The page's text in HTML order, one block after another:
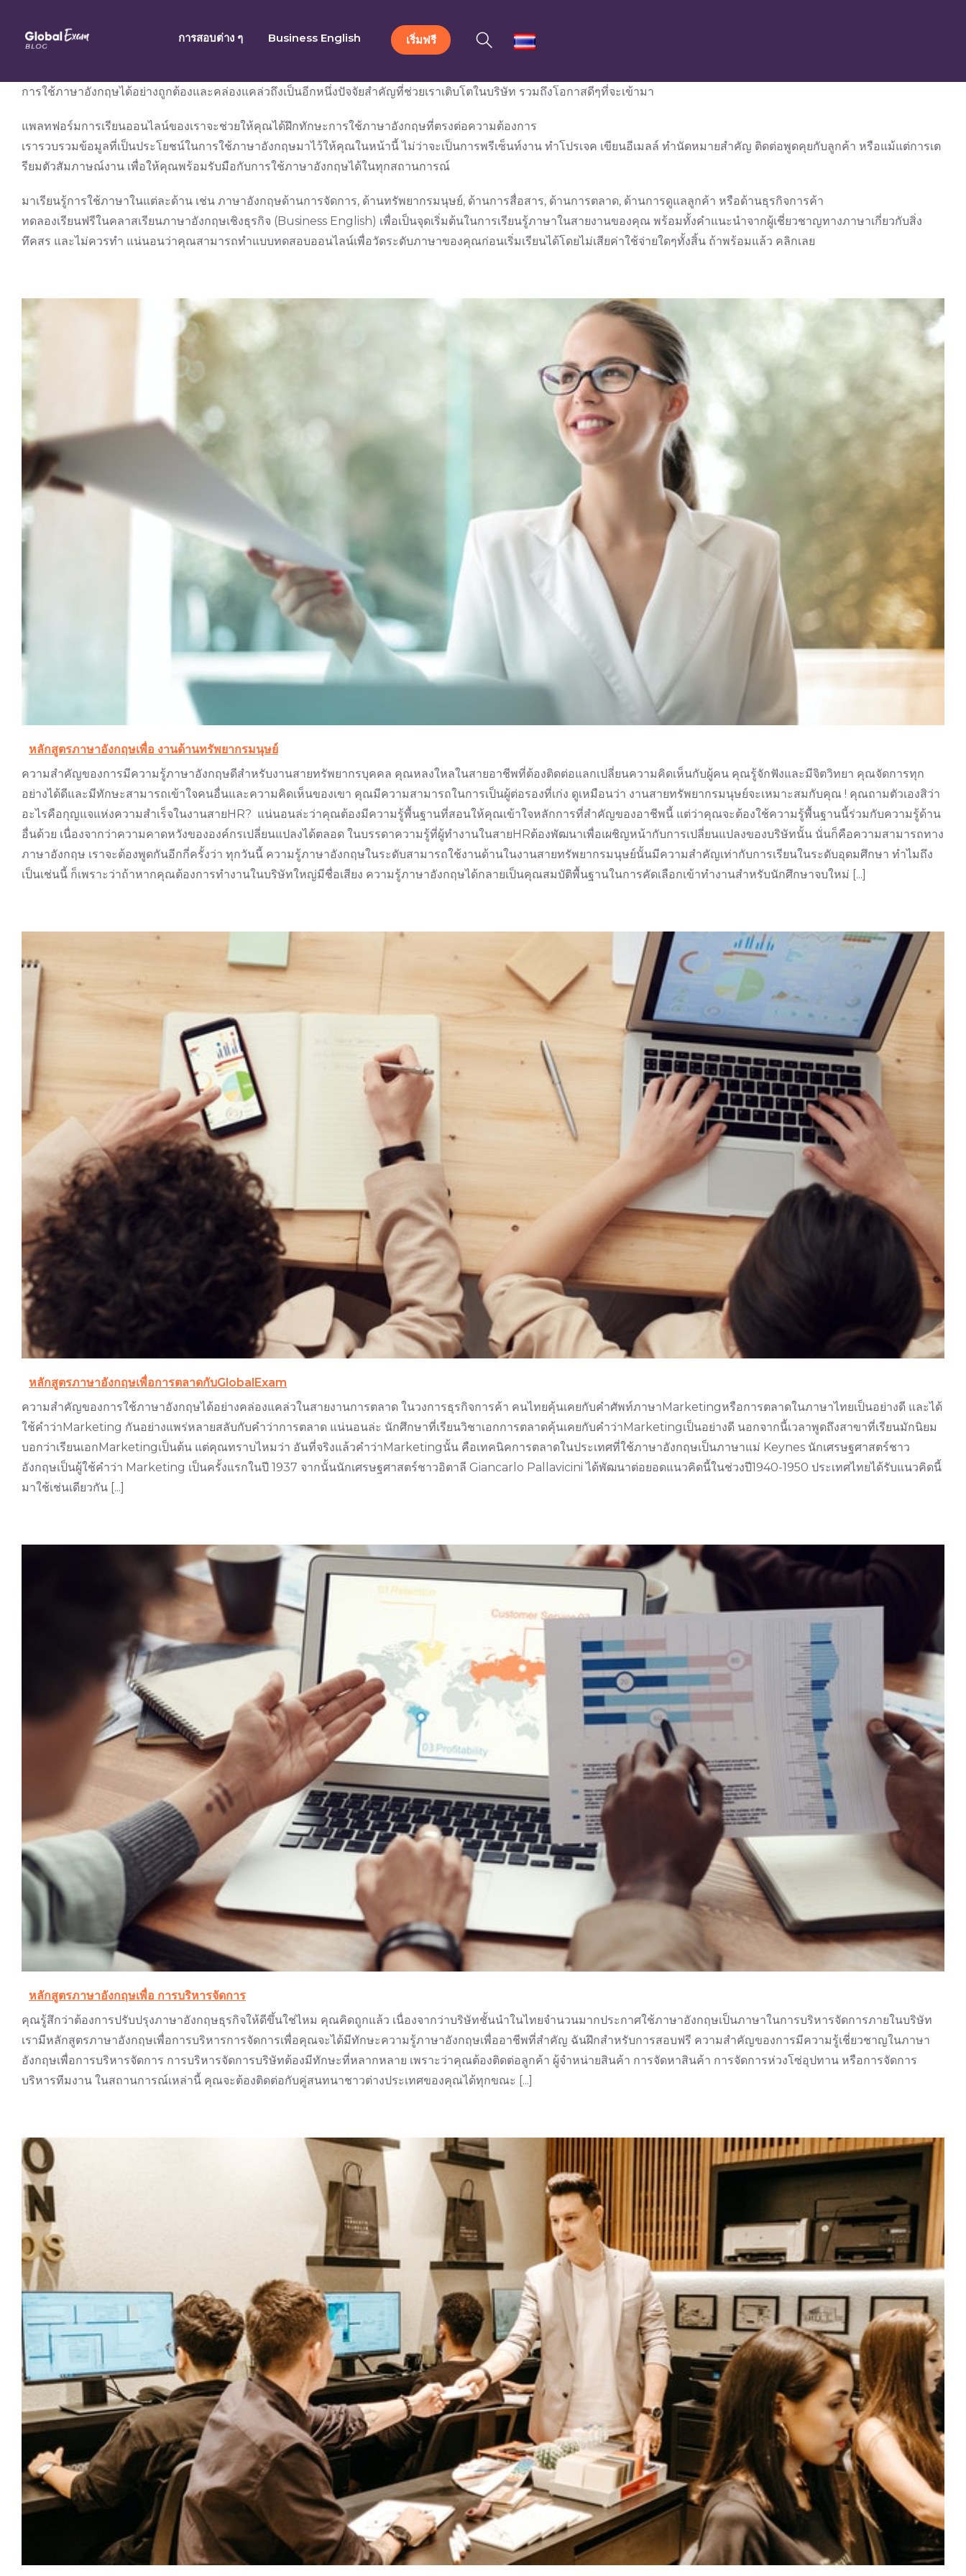
content
การสอบต่าง ๆ Business English เริ่มฟรี
การใช้ภาษาอังกฤษได้อย่างถูกต้องและคล่องแคล่วถึงเป็นอีกหนึ่งปัจจัยสำคัญที่ช่วยเราเติบโตในบริษัท รวมถึงโอกาสดีๆที่จะเข้ามา
แพลทฟอร์มการเรียนออนไลน์ของเราจะช่วยให้คุณได้ฝึกทักษะการใช้ภาษาอังกฤษที่ตรงต่อความต้องการ
เรารวบรวมข้อมูลที่เป็นประโยชน์ในการใช้ภาษาอังกฤษมาไว้ให้คุณในหน้านี้ ไม่ว่าจะเป็นการพรีเซ็นท์งาน ทำโปรเจค เขียนอีเมลล์ ทำนัดหมายสำคัญ ติดต่อพูดคุยกับลูกค้า หรือแม้แต่การเต
รียมตัวสัมภาษณ์งาน เพื่อให้คุณพร้อมรับมือกับการใช้ภาษาอังกฤษได้ในทุกสถานการณ์
มาเรียนรู้การใช้ภาษาในแต่ละด้าน เช่น ภาษาอังกฤษด้านการจัดการ, ด้านทรัพยากรมนุษย์, ด้านการสื่อสาร, ด้านการตลาด, ด้านการดูแลลูกค้า หรือด้านธุรกิจการค้า
ทดลองเรียนฟรีในคลาสเรียนภาษาอังกฤษเชิงธุรกิจ (Business English) เพื่อเป็นจุดเริ่มต้นในการเรียนรู้ภาษาในสายงานของคุณ พร้อมทั้งคำแนะนำจากผู้เชี่ยวชาญทางภาษาเกี่ยวกับสิ่ง
ทึคสร และไม่ควรทำ แน่นอนว่าคุณสามารถทำแบบทดสอบออนไลน์เพื่อวัดระดับภาษาของคุณก่อนเริ่มเรียนได้โดยไม่เสียค่าใช้จ่ายใดๆทั้งสิ้น ถ้าพร้อมแล้ว คลิกเลย
หลักสูตรภาษาอังกฤษเพื่อ งานด้านทรัพยากรมนุษย์
ความสำคัญของการมีความรู้ภาษาอังกฤษดีสำหรับงานสายทรัพยากรบุคคล คุณหลงใหลในสายอาชีพที่ต้องติดต่อแลกเปลี่ยนความคิดเห็นกับผู้คน คุณรู้จักฟังและมีจิตวิทยา คุณจัดการทุก
อย่างได้ดีและมีทักษะสามารถเข้าใจคนอื่นและความคิดเห็นของเขา คุณมีความสามารถในการเป็นผู้ต่อรองที่เก่ง ดูเหมือนว่า งานสายทรัพยากรมนุษย์จะเหมาะสมกับคุณ ! คุณถามตัวเองสิว่า
อะไรคือกุญแจแห่งความสำเร็จในงานสายHR? แน่นอนล่ะว่าคุณต้องมีความรู้พื้นฐานที่สอนให้คุณเข้าใจหลักการที่สำคัญของอาชีพนี้ แต่ว่าคุณจะต้องใช้ความรู้พื้นฐานนี้ร่วมกับความรู้ด้าน
อื่นด้วย เนื่องจากว่าความคาดหวังขององค์กรเปลี่ยนแปลงได้ตลอด ในบรรดาความรู้ที่ผู้ทำงานในสายHRต้องพัฒนาเพื่อเผชิญหน้ากับการเปลี่ยนแปลงของบริษัทนั้น นั่นก็คือความสามารถทาง
ภาษาอังกฤษ เราจะต้องพูดกันอีกกี่ครั้งว่า ทุกวันนี้ ความรู้ภาษาอังกฤษในระดับสามารถใช้งานด้านในงานสายทรัพยากรมนุษย์นั้นมีความสำคัญเท่ากับการเรียนในระดับอุดมศึกษา ทำไมถึง
เป็นเช่นนี้ ก็เพราะว่าถ้าหากคุณต้องการทำงานในบริษัทใหญ่มีชื่อเสียง ความรู้ภาษาอังกฤษได้กลายเป็นคุณสมบัติพื้นฐานในการคัดเลือกเข้าทำงานสำหรับนักศึกษาจบใหม่ [...]
หลักสูตรภาษาอังกฤษเพื่อการตลาดกับGlobalExam
ความสำคัญของการใช้ภาษาอังกฤษได้อย่างคล่องแคล่วในสายงานการตลาด ในวงการธุรกิจการค้า คนไทยคุ้นเคยกับคำศัพท์ภาษาMarketingหรือการตลาดในภาษาไทยเป็นอย่างดี และได้
ใช้คำว่าMarketing กันอย่างแพร่หลายสลับกับคำว่าการตลาด แน่นอนล่ะ นักศึกษาที่เรียนวิชาเอกการตลาดคุ้นเคยกับคำว่าMarketingเป็นอย่างดี นอกจากนี้เวลาพูดถึงสาขาที่เรียนมักนิยม
บอกว่าเรียนเอกMarketingเป็นต้น แต่คุณทราบไหมว่า อันที่จริงแล้วคำว่าMarketingนั้น คือเทคนิคการตลาดในประเทศที่ใช้ภาษาอังกฤษเป็นภาษาแม่ Keynes นักเศรษฐศาสตร์ชาว
อังกฤษเป็นผู้ใช้คำว่า Marketing เป็นครั้งแรกในปี 1937 จากนั้นนักเศรษฐศาสตร์ชาวอิตาลี Giancarlo Pallavicini ได้พัฒนาต่อยอดแนวคิดนี้ในช่วงปี1940-1950 ประเทศไทยได้รับแนวคิดนี้
มาใช้เช่นเดียวกัน [...]
หลักสูตรภาษาอังกฤษเพื่อ การบริหารจัดการ
คุณรู้สึกว่าต้องการปรับปรุงภาษาอังกฤษธุรกิจให้ดีขึ้นใช่ไหม คุณคิดถูกแล้ว เนื่องจากว่าบริษัทชั้นนำในไทยจำนวนมากประกาศใช้ภาษาอังกฤษเป็นภาษาในการบริหารจัดการภายในบริษัท
เรามีหลักสูตรภาษาอังกฤษเพื่อการบริหารการจัดการเพื่อคุณจะได้มีทักษะความรู้ภาษาอังกฤษเพื่ออาชีพที่สำคัญ ฉันฝึกสำหรับการสอบฟรี ความสำคัญของการมีความรู้เชี่ยวชาญในภาษา
อังกฤษเพื่อการบริหารจัดการ การบริหารจัดการบริษัทต้องมีทักษะที่หลากหลาย เพราะว่าคุณต้องติดต่อลูกค้า ผู้จำหน่ายสินค้า การจัดหาสินค้า การจัดการห่วงโซ่อุปทาน หรือการจัดการ
บริหารทีมงาน ในสถานการณ์เหล่านี้ คุณจะต้องติดต่อกับคู่สนทนาชาวต่างประเทศของคุณได้ทุกขณะ [...]